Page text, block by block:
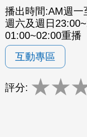
播出時間:AM週一
週六及週日
01:00~02:00重播
互動專區
評分: ★★